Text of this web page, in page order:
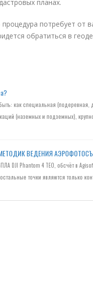
планах.
потребует от
обратиться в
как специальная
(наземных и подземных),
ВЕДЕНИЯ
DJI Phantom 4 TEO, обсчёт в
точки являются только